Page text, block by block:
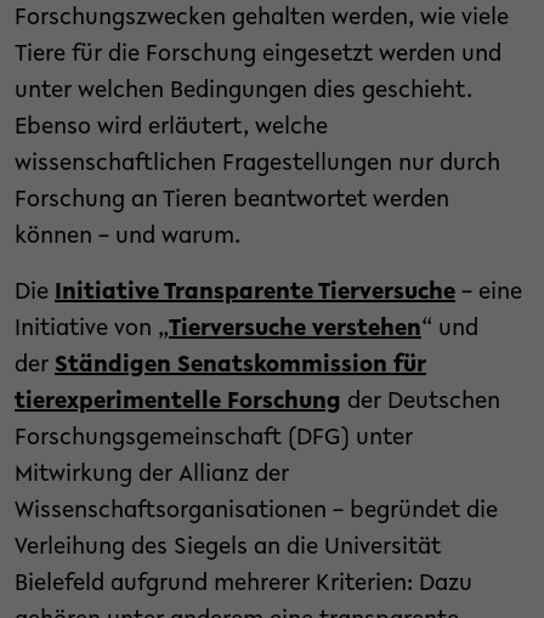
Forschungszwecken gehalten werden, wie viele
Tiere für die Forschung eingesetzt werden und
unter welchen Bedingungen dies geschieht.
Ebenso wird erläutert, welche
wissenschaftlichen Fragestellungen nur durch
Forschung an Tieren beantwortet werden
können – und warum.
Die Initiative Transparente Tierversuche – eine
Initiative von „Tierversuche verstehen“ und
der Ständigen Senatskommission für
tierexperimentelle Forschung der Deutschen
Forschungsgemeinschaft (DFG) unter
Mitwirkung der Allianz der
Wissenschaftsorganisationen – begründet die
Verleihung des Siegels an die Universität
Bielefeld aufgrund mehrerer Kriterien: Dazu